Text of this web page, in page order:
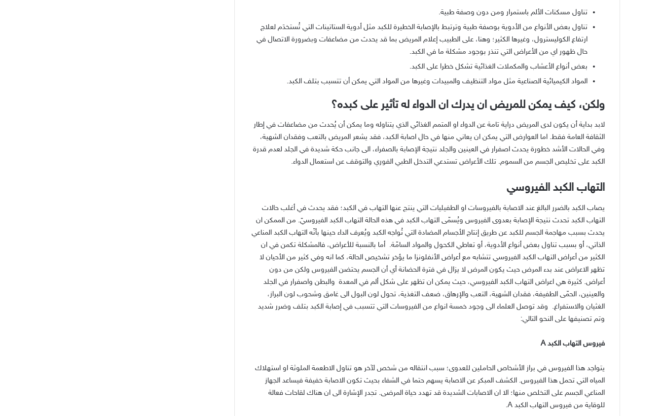
تناول مسكنات الألم باستمرار ومن دون وصفة طبية.
تناول بعض الأنواع من الأدوية بوصفة طبية وترتبط بالإصابة الخطيرة للكبد مثل أدوية الستاتينات التي تُستخدَم لعلاج
ارتفاع الكوليسترول، وغيرها الكثير؛ وهنا، على الطبيب إعلام المريض بما قد يحدث من مضاعفات وبضرورة الاتصال في
حال ظهور اي من الأعراض التي تنذر بوجود مشكلة ما في الكبد.
بعض أنواع الأعشاب والمكملات الغذائية تشكل خطرا على الكبد.
المواد الكيميائية الصناعية مثل مواد التنظيف والمبيدات وغيرها من المواد التي يمكن أن تتسبب بتلف الكبد.
ولكن، كيف يمكن للمريض ان يدرك ان الدواء له تأثير على كبده؟
لابد بداية أن يكون لدى المريض دراية تامة عن الدواء او المتمم الغذائي الذي يتناوله وما يمكن أن يُحدث من مضاعفات في إطار
الثقافة العامة فقط. اما العوارض التي يمكن ان يعاني منها في حال اصابة الكبد، فقد يشعر المريض بالتعب وفقدان الشهية،
وفي الحالات الأشد خطورة يحدث اصفرار في العينين والجلد نتيجة الإصابة بالصفراء، الى جانب حكة شديدة في الجلد لعدم قدرة
الكبد على تخليص الجسم من السموم. تلك الأعراض تستدعي التدخل الطبي الفوري والتوقف عن استعمال الدواء.
التهاب الكبد الفيروسي
يصاب الكبد بالضرر البالغ عند الاصابة بالفيروسات او الطفيليات التي ينتج عنها التهاب في الكبد؛ فقد يحدث في أغلب حالات
التهاب الكبد تحدث نتيجة الإصابة بعدوى الفيروس ويُسمّى التهاب الكبد في هذه الحالة التهاب الكبد الفيروسيّ. من الممكن ان
يحدث بسبب مهاجمة الجسم للكبد عن طريق إنتاج الأجسام المضادة التي تُواجه الكبد ويُعرف الداء حينها بأنّه التهاب الكبد المناعي
الذاتي، أو بسبب تناول بعض أنواع الأدوية، أو تعاطي الكحول والمواد السامّة. أما بالنسبة للأعراض، فالمشكلة تكمن في ان
الكثير من أعراض التهاب الكبد الفيروسي تتشابه مع أعراض الأنفلونزا ما يؤخر تشخيص الحالة، كما انه وفي كثير من الأحيان لا
تظهر الاعراض عند بدء المرض حيث يكون المرض لا يزال في فترة الحضانة أي أن الجسم يحتضن الفيروس ولكن من دون
أعراض. كثيرة هي اعراض التهاب الكبد الفيروسي، حيث يمكن ان تظهر على شكل ألم في المعدة والبطن واصفرار في الجلد
والعينين، الحمّى الطفيفة، فقدان الشهية، التعب والإرهاق، ضعف التغذية، تحول لون البول الى غامق وشحوب لون البراز،
الغثيان والاستفراغ. وقد توصل العلماء الى وجود خمسة انواع من الفيروسات التي تتسبب في إصابة الكبد بتلف وضرر شديد
وتم تصنيفها على النحو التالي:
فيروس التهاب الكبد A
يتواجد هذا الفيروس في براز الأشخاص الحاملين للعدوى؛ سبب انتقاله من شخص لآخر هو تناول الاطعمة الملوثة او استهلاك
المياه التي تحمل هذا الفيروس. الكشف المبكر عن الاصابة يسهم حتما في الشفاء بحيث تكون الاصابة خفيفة فيساعد الجهاز
المناعي الجسم على التخلص منها؛ الا ان الاصابات الشديدة قد تهدد حياة المرضى. تجدر الإشارة الى ان هناك لقاحات فعالة
للوقاية من فيروس التهاب الكبد A.